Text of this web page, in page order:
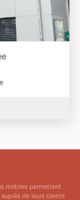
mobiles permettent
de leurs clients